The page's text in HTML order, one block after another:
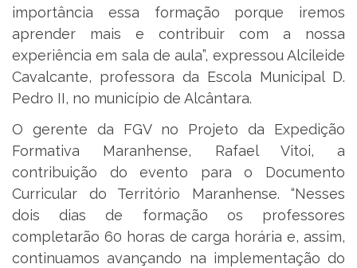
importância essa formação porque iremos
aprender mais e contribuir com a nossa
experiência em sala de aula”, expressou Alcileide
Cavalcante, professora da Escola Municipal D.
Pedro II, no município de Alcântara.
O gerente da FGV no Projeto da Expedição
Formativa Maranhense, Rafael Vitoi, a
contribuição do evento para o Documento
Curricular do Território Maranhense. “Nesses
dois dias de formação os professores
completarão 60 horas de carga horária e, assim,
continuamos avançando na implementação do